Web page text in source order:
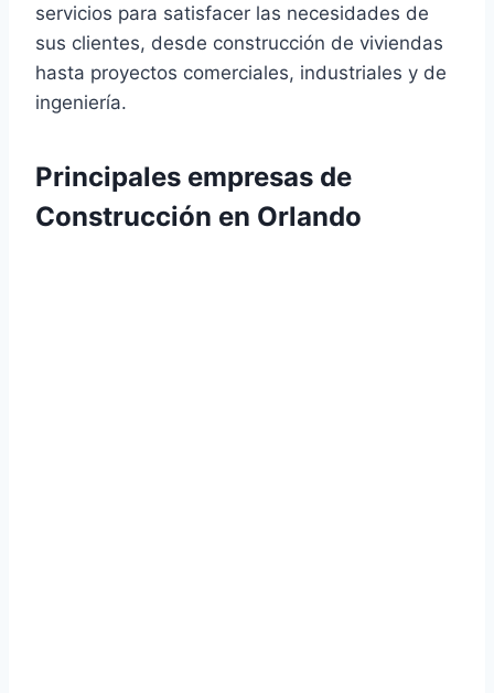
servicios para satisfacer las necesidades de
sus clientes, desde construcción de viviendas
hasta proyectos comerciales, industriales y de
ingeniería.
Principales empresas de
Construcción en Orlando